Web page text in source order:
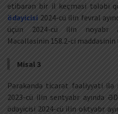
etibarən bir il keçməsi tələbi
ödəyicisi 2024-cü ilin fevral
üçün 2024-cü ilin noyabr
Məcəlləsinin 158.2-ci
Misal 3
Pərakəndə ticarət fəaliyyəti ilə
2023-cü ilin sentyabr ayında
ödəyicisi 2024-cü ilin oktyabr